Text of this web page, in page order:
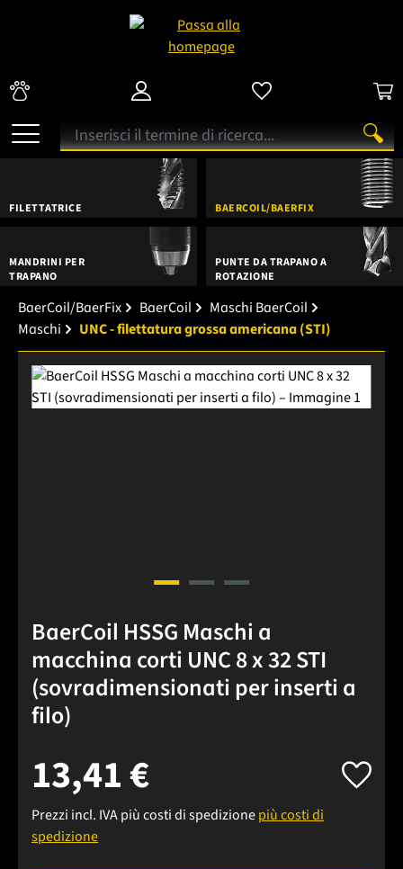
FILETTATRICE BAERCOIL/BAERFIX
MANDRINI PER
TRAPANO
PUNTE DA TRAPANO A
ROTAZIONE
BaerCoil/BaerFix BaerCoil
Maschi BaerCoil
Maschi
UNC - filettatura grossa americana (STI)
Salta la galleria di immagini
BaerCoil HSSG Maschi a
macchina corti UNC 8 x 32 STI
(sovradimensionati per inserti a
filo)
13,41 €
Prezzi incl. IVA più costi di spedizionepiù costi di
spedizione